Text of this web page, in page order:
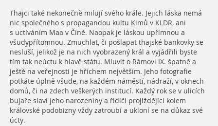
Thajci také nekonečně milují svého krále. Jejich láska nemá
nic společného s propagandou kultu Kimů v KLDR, ani
s uctíváním Maa v Číně. Naopak je láskou upřímnou a
všudypřítomnou. Zmuchlat, či pošlapat thajské bankovky se
nesluší, jelikož je na nich vyobrazený král a vyjádřili byste
tím tak neúctu k hlavě státu. Mluvit o Rámovi IX. špatně a
ještě na veřejnosti je hříchem největším. Jeho fotografie
potkáte úplně všude, na každém náměstí, nádraží, v oknech
domů, či na zdech veškerých institucí. Každý rok se v ulicích
bujaře slaví jeho narozeniny a řidiči projíždějící kolem
královské podobizny vždy zatroubí a ukloní se na důkaz své
úcty.